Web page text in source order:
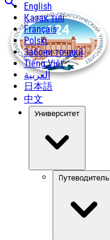
English
Қазақ тілі
Français
Polski
Забони тоҷикӣ
Tiếng Việt
العربية
日本語
中文
Университет
Путеводитель